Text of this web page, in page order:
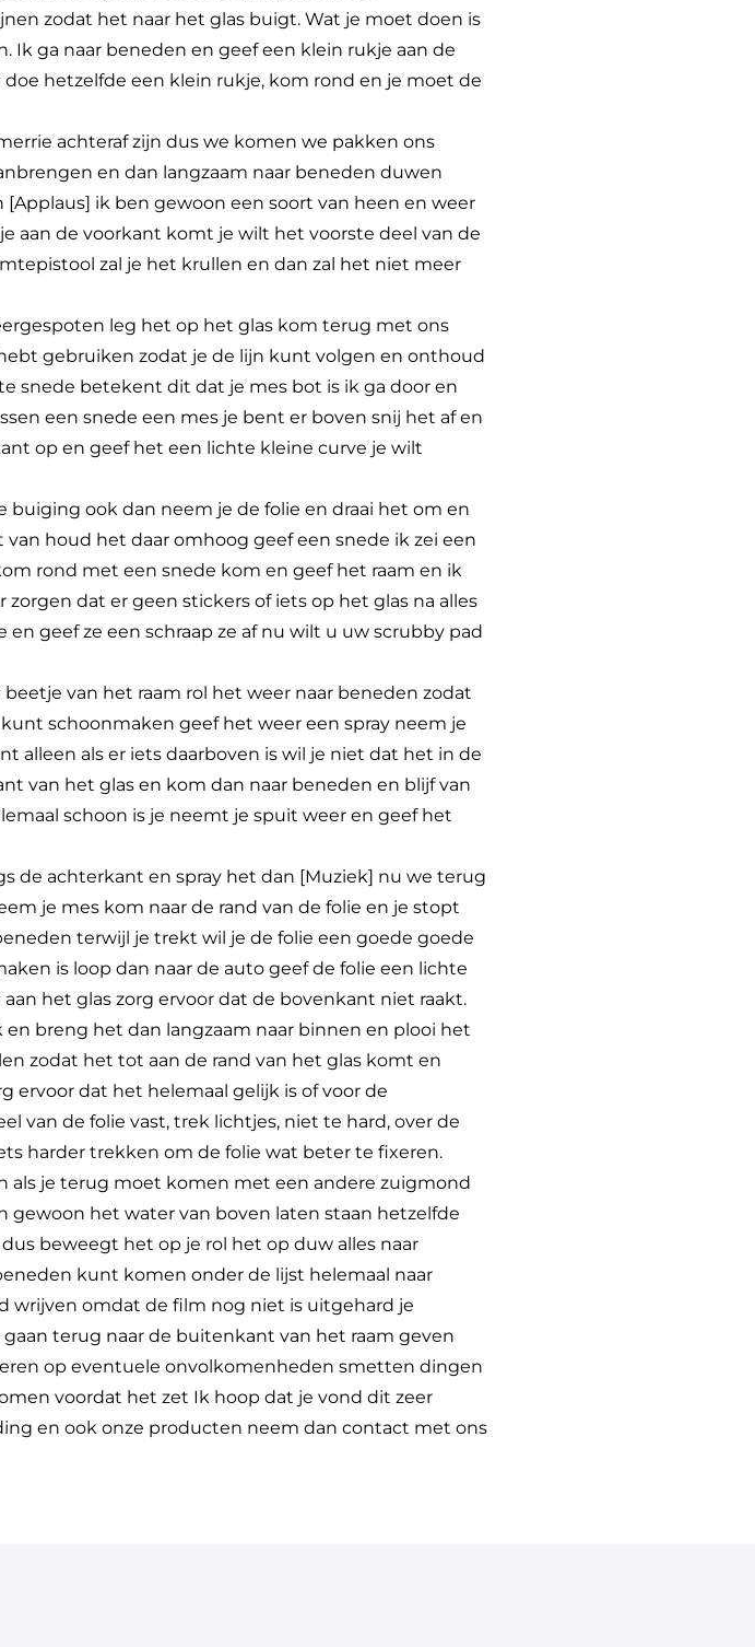
zodat het naar het glas buigt. Wat je moet doen is
ga naar beneden en geef een klein rukje aan de
hetzelfde een klein rukje, kom rond en je moet de
achteraf zijn dus we komen we pakken ons
en dan langzaam naar beneden duwen
ik ben gewoon een soort van heen en weer
aan de voorkant komt je wilt het voorste deel van de
zal je het krullen en dan zal het niet meer
leg het op het glas kom terug met ons
gebruiken zodat je de lijn kunt volgen en onthoud
snede betekent dit dat je mes bot is ik ga door en
een snede een mes je bent er boven snij het af en
op en geef het een lichte kleine curve je wilt
ook dan neem je de folie en draai het om en
houd het daar omhoog geef een snede ik zei een
rond met een snede kom en geef het raam en ik
dat er geen stickers of iets op het glas na alles
geef ze een schraap ze af nu wilt u uw scrubby pad
van het raam rol het weer naar beneden zodat
schoonmaken geef het weer een spray neem je
alleen als er iets daarboven is wil je niet dat het in de
van het glas en kom dan naar beneden en blijf van
schoon is je neemt je spuit weer en geef het
de achterkant en spray het dan [Muziek] nu we terug
je mes kom naar de rand van de folie en je stopt
terwijl je trekt wil je de folie een goede goede
is loop dan naar de auto geef de folie een lichte
het glas zorg ervoor dat de bovenkant niet raakt.
breng het dan langzaam naar binnen en plooi het
zodat het tot aan de rand van het glas komt en
ervoor dat het helemaal gelijk is of voor de
van de folie vast, trek lichtjes, niet te hard, over de
harder trekken om de folie wat beter te fixeren.
als je terug moet komen met een andere zuigmond
gewoon het water van boven laten staan hetzelfde
beweegt het op je rol het op duw alles naar
kunt komen onder de lijst helemaal naar
wrijven omdat de film nog niet is uitgehard je
terug naar de buitenkant van het raam geven
op eventuele onvolkomenheden smetten dingen
voordat het zet Ik hoop dat je vond dit zeer
en ook onze producten neem dan contact met ons